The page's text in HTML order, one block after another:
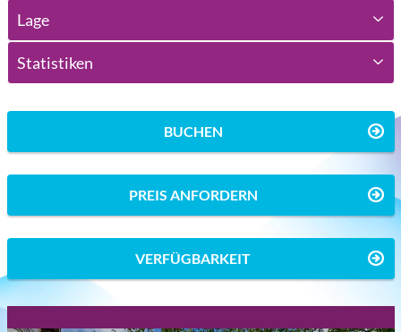
Lage
Statistiken
BUCHEN
PREIS ANFORDERN
VERFÜGBARKEIT